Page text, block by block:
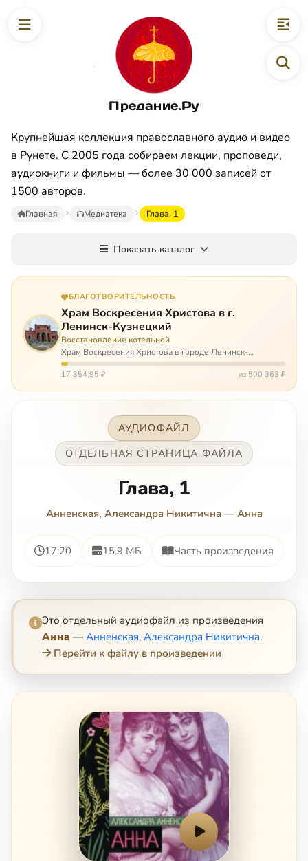
Предание.Ру
Крупнейшая коллекция православного аудио и видео
в Рунете. С 2005 года собираем лекции, проповеди,
аудиокниги и фильмы — более 30 000 записей от
1500 авторов.
Главная Медиатека Глава, 1
Показать каталог
БЛАГОТВОРИТЕЛЬНОСТЬ
Храм Воскресения Христова в г.
Ленинск-Кузнецкий
Восстановление котельной
Храм Воскресения Христова в городе Ленинск-
Кузнецкий в Кемеровской области – совсем новый, он
открылся всего 20 назад. И сейчас храм может вообще
17 354,95 ₽ из 500 363 ₽
АУДИОФАЙЛ
ОТДЕЛЬНАЯ СТРАНИЦА ФАЙЛА
Глава, 1
Анненская, Александра Никитична— Анна
17:20 15.9 МБ Часть произведения
Это отдельный аудиофайл из произведения
Анна — Анненская, Александра Никитична.
Перейти к файлу в произведении